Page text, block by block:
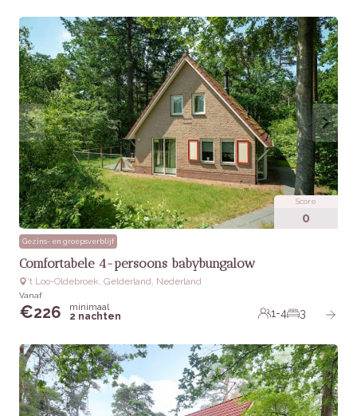
Score
0
Gezins- en groepsverblijf
Comfortabele 4-persoons babybungalow
‘t Loo-Oldebroek, Gelderland, Nederland
Vanaf
€226
minimaal
2 nachten
1-4 3